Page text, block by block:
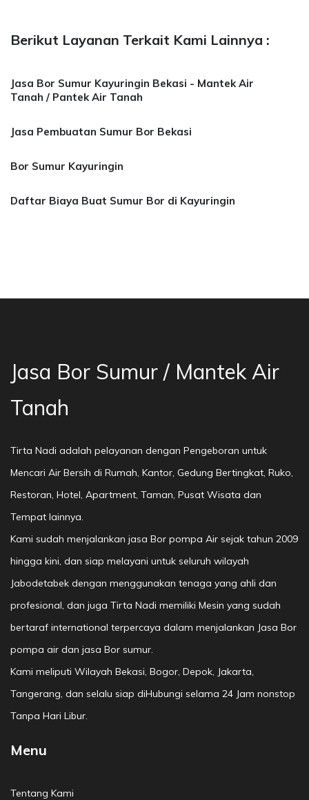
Berikut Layanan Terkait Kami Lainnya :
Jasa Bor Sumur Kayuringin Bekasi - Mantek Air
Tanah / Pantek Air Tanah
Jasa Pembuatan Sumur Bor Bekasi
Bor Sumur Kayuringin
Daftar Biaya Buat Sumur Bor di Kayuringin
Jasa Bor Sumur / Mantek Air
Tanah
Tirta Nadi adalah pelayanan dengan Pengeboran untuk
Mencari Air Bersih di Rumah, Kantor, Gedung Bertingkat, Ruko,
Restoran, Hotel, Apartment, Taman, Pusat Wisata dan
Tempat lainnya.
Kami sudah menjalankan jasa Bor pompa Air sejak tahun 2009
hingga kini, dan siap melayani untuk seluruh wilayah
Jabodetabek dengan menggunakan tenaga yang ahli dan
profesional, dan juga Tirta Nadi memiliki Mesin yang sudah
bertaraf international terpercaya dalam menjalankan Jasa Bor
pompa air dan jasa Bor sumur.
Kami meliputi Wilayah Bekasi, Bogor, Depok, Jakarta,
Tangerang, dan selalu siap diHubungi selama 24 Jam nonstop
Tanpa Hari Libur.
Menu
Tentang Kami